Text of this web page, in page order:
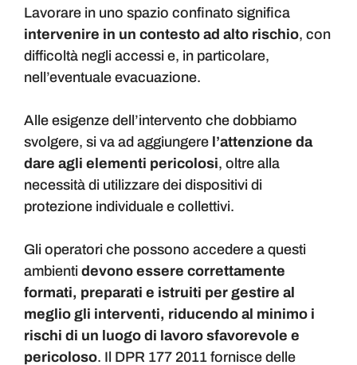
Lavorare in uno spazio confinato significa
intervenire in un contesto ad alto rischio, con
difficoltà negli accessi e, in particolare,
nell’eventuale evacuazione.
Alle esigenze dell’intervento che dobbiamo
svolgere, si va ad aggiungere l’attenzione da
dare agli elementi pericolosi, oltre alla
necessità di utilizzare dei dispositivi di
protezione individuale e collettivi.
Gli operatori che possono accedere a questi
ambienti devono essere correttamente
formati, preparati e istruiti per gestire al
meglio gli interventi, riducendo al minimo i
rischi di un luogo di lavoro sfavorevole e
pericoloso. Il DPR 177 2011 fornisce delle